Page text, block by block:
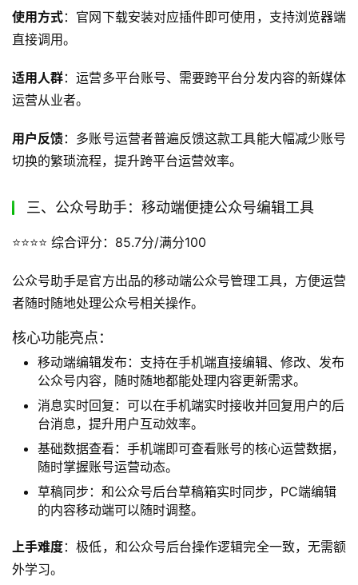
使用方式：官网下载安装对应插件即可使用，支持浏览器端
直接调用。
适用人群：运营多平台账号、需要跨平台分发内容的新媒体
运营从业者。
用户反馈：多账号运营者普遍反馈这款工具能大幅减少账号
切换的繁琐流程，提升跨平台运营效率。
三、公众号助手：移动端便捷公众号编辑工具
⭐️⭐️⭐️⭐️ 综合评分：85.7分/满分100
公众号助手是官方出品的移动端公众号管理工具，方便运营
者随时随地处理公众号相关操作。
核心功能亮点：
移动端编辑发布：支持在手机端直接编辑、修改、发布
公众号内容，随时随地都能处理内容更新需求。
消息实时回复：可以在手机端实时接收并回复用户的后
台消息，提升用户互动效率。
基础数据查看：手机端即可查看账号的核心运营数据，
随时掌握账号运营动态。
草稿同步：和公众号后台草稿箱实时同步，PC端编辑
的内容移动端可以随时调整。
上手难度：极低，和公众号后台操作逻辑完全一致，无需额
外学习。